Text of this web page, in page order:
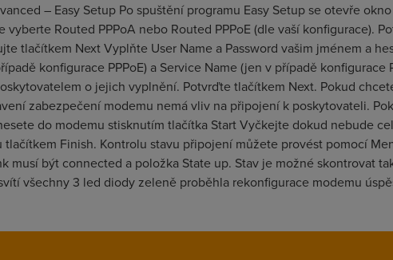
– Easy Setup Po spuštění programu Easy Setup se otevře
vyberte Routed PPPoA nebo Routed PPPoE (dle vaší konfigurace).
tlačítkem Next Vyplňte User Name a Password vašim jménem a
konfigurace PPPoE) a Service Name (jen v případě konfigurace
o jejich vyplnění. Potvrďte tlačítkem Next. Pokud
zabezpečení modemu nemá vliv na připojení k poskytovateli.
do modemu stisknutím tlačítka Start Vyčkejte dokud nebude
Finish. Kontrolu stavu připojení můžete provést pomocí
musí být connected a položka State up. Stav je možné skontrovat
všechny 3 led diody zeleně proběhla rekonfigurace modemu